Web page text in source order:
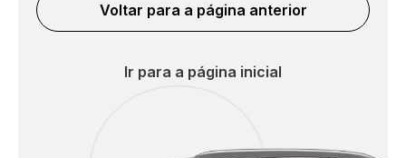
Voltar para a página anterior
Ir para a página inicial